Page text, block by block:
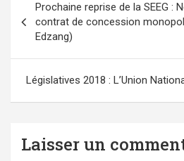
de
l’article
Prochaine reprise de la SEEG :
contrat de concession
Edzang)
Législatives 2018 : L’Union
Laisser un